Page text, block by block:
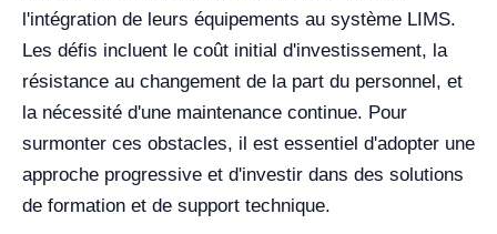
l'intégration de leurs équipements au système LIMS.
Les défis incluent le coût initial d'investissement, la
résistance au changement de la part du personnel, et
la nécessité d'une maintenance continue. Pour
surmonter ces obstacles, il est essentiel d'adopter une
approche progressive et d'investir dans des solutions
de formation et de support technique.